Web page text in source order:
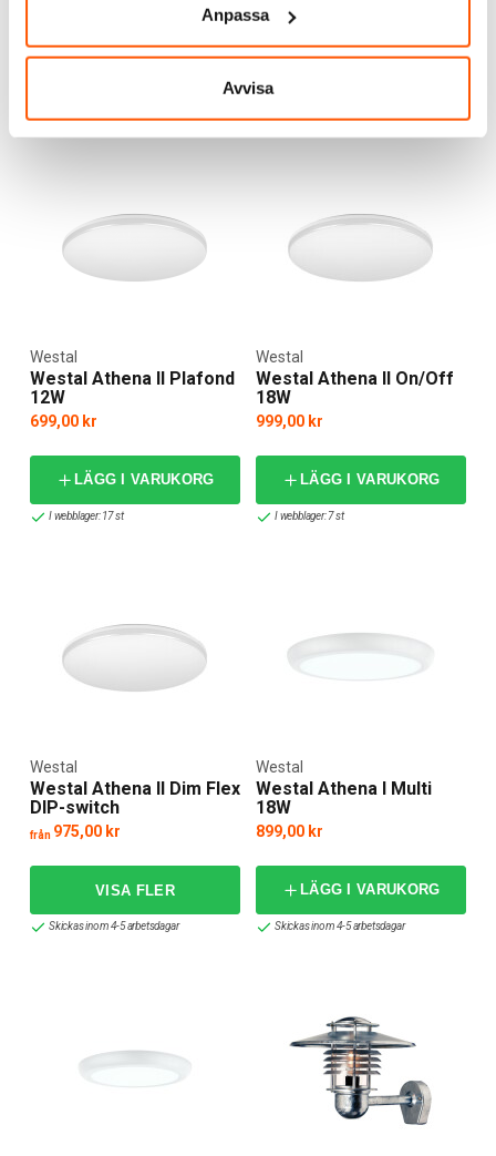
Anpassa
Avvisa
1 124,00 kr
Westal Athena II Plafond
12W
Westal
699,00 kr
LÄGG I VARUKORG
I webblager: 17 st
Westal Athena II On/Off
18W
Westal
999,00 kr
LÄGG I VARUKORG
I webblager: 7 st
Westal Athena II Dim Flex
DIP-switch
Westal
från 975,00 kr
Skickas inom 4-5 arbetsdagar
Westal Athena I Multi
18W
Westal
899,00 kr
LÄGG I VARUKORG
Skickas inom 4-5 arbetsdagar